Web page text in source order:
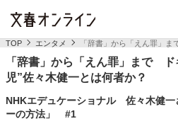
TOP エンタメ 「辞書」から「えん罪」
「辞書」から「えん罪」まで
児”佐々木健一とは何者か？
NHKエデュケーショナル 佐々木健一
ーの方法」 #1